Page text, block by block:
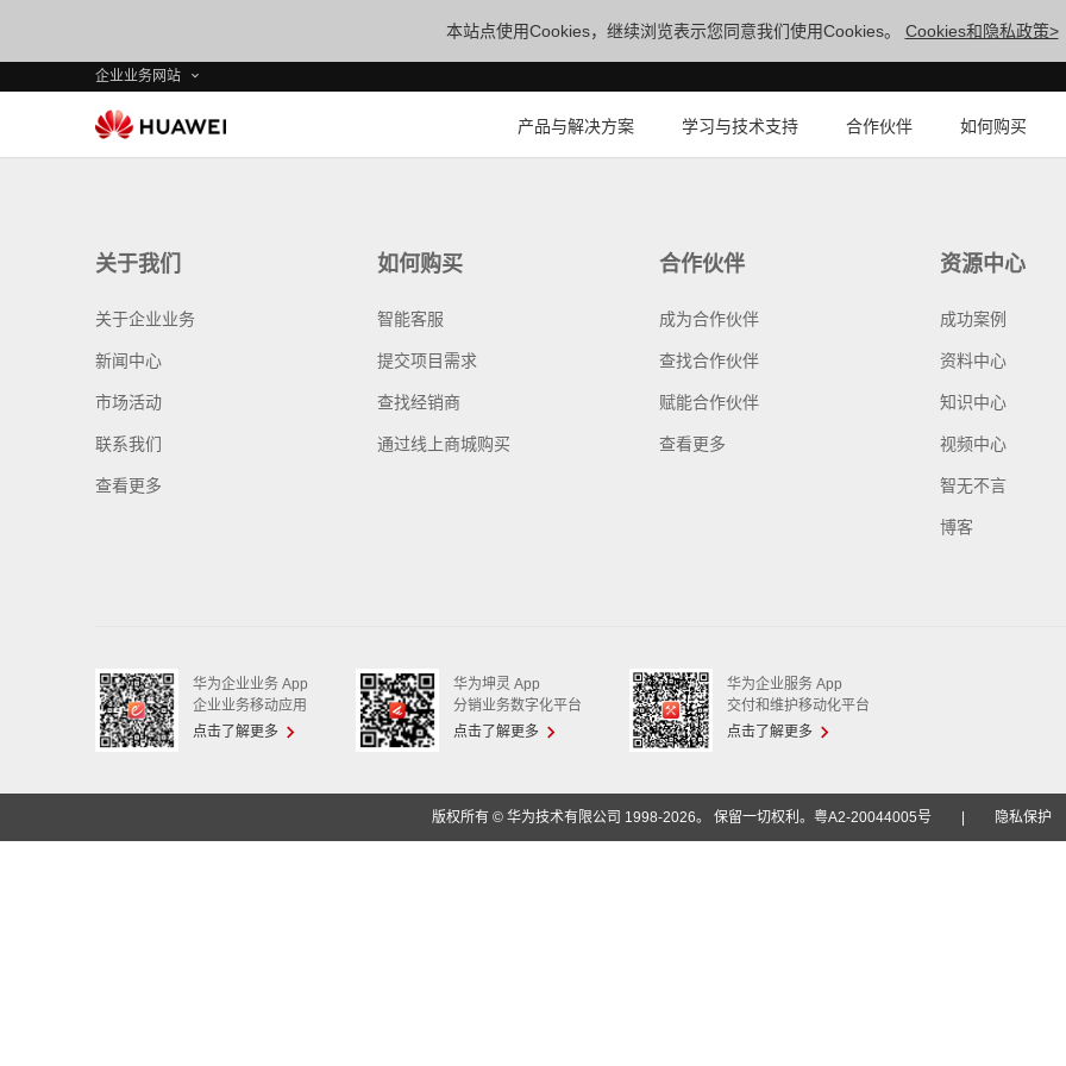
本站点使用Cookies，继续浏览表示您同意我们使用Cookies。 Cookies和隐私政策>
企业业务网站
产品与解决方案 学习与技术支持 合作伙伴 如何购买
关于我们
关于企业业务
新闻中心
市场活动
联系我们
查看更多
如何购买
智能客服
提交项目需求
查找经销商
通过线上商城购买
合作伙伴
成为合作伙伴
查找合作伙伴
赋能合作伙伴
查看更多
资源中心
成功案例
资料中心
知识中心
视频中心
智无不言
博客
华为企业业务 App
企业业务移动应用
点击了解更多
华为坤灵 App
分销业务数字化平台
点击了解更多
华为企业服务 App
交付和维护移动化平台
点击了解更多
版权所有 © 华为技术有限公司 1998-2026。 保留一切权利。粤A2-20044005号 隐私保护